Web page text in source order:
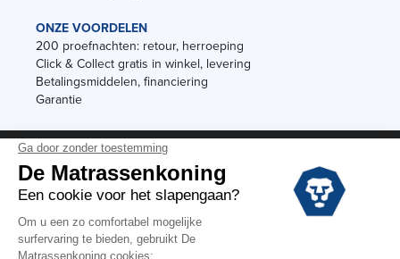
ONZE VOORDELEN
200 proefnachten: retour, herroeping
Click & Collect gratis in winkel, levering
Betalingsmiddelen, financiering
Garantie
Black Friday
Voorraadverkoop